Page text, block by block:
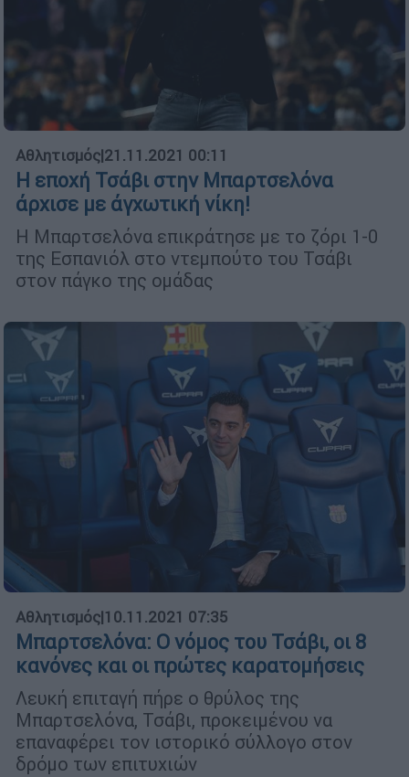
Αθλητισμός|21.11.2021 00:11
Η εποχή Τσάβι στην Μπαρτσελόνα
άρχισε με άγχωτική νίκη!
Η Μπαρτσελόνα επικράτησε με το ζόρι 1-0
της Εσπανιόλ στο ντεμπούτο του Τσάβι
στον πάγκο της ομάδας
Αθλητισμός|10.11.2021 07:35
Μπαρτσελόνα: Ο νόμος του Τσάβι, οι 8
κανόνες και οι πρώτες καρατομήσεις
Λευκή επιταγή πήρε ο θρύλος της
Μπαρτσελόνα, Τσάβι, προκειμένου να
επαναφέρει τον ιστορικό σύλλογο στον
δρόμο των επιτυχιών